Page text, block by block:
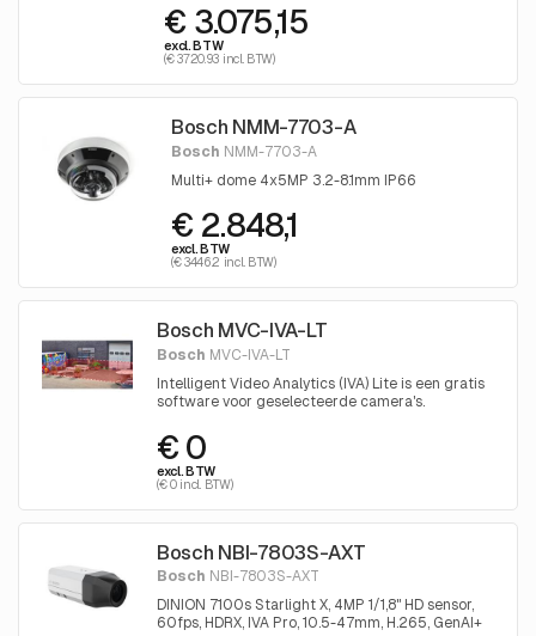
€ 3.075,15
excl. BTW
(€ 3720.93 incl. BTW)
Bosch NMM-7703-A
Bosch NMM-7703-A
Multi+ dome 4x5MP 3.2-8.1mm IP66
€ 2.848,1
excl. BTW
(€ 3446.2 incl. BTW)
Bosch MVC-IVA-LT
Bosch MVC-IVA-LT
Intelligent Video Analytics (IVA) Lite is een gratis
software voor geselecteerde camera's.
inbraakdetectie op korte afstand en handhaving
essentieel zijn
€ 0
excl. BTW
(€ 0 incl. BTW)
Bosch NBI-7803S-AXT
Bosch NBI-7803S-AXT
DINION 7100s Starlight X, 4MP 1/1,8" HD sensor,
60fps, HDRX, IVA Pro, 10.5-47mm, H.265, GenAI+